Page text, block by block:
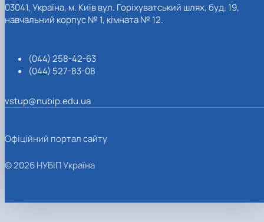
03041, Україна, м. Київ вул. Горіхуватський шлях, буд. 19,
навчальний корпус № 1, кімната № 12.
(044) 258-42-63
(044) 527-83-08
vstup@nubip.edu.ua
Офіційний портал сайту
© 2026 НУБІП Україна